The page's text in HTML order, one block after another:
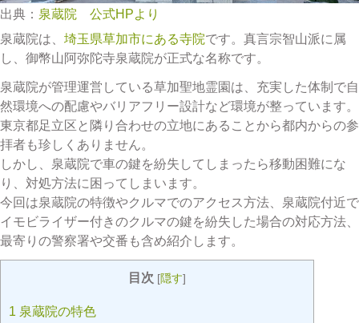
出典： 泉蔵院 公式HPより
泉蔵院は、 埼玉県草加市にある寺院です。真言宗智山派に属
し、御幣山阿弥陀寺泉蔵院が正式な名称です。
泉蔵院が管理運営している草加聖地霊園は、充実した体制で自
然環境への配慮やバリアフリー設計など環境が整っています。
東京都足立区と隣り合わせの立地にあることから都内からの参
拝者も珍しくありません。
しかし、泉蔵院で車の鍵を紛失してしまったら移動困難にな
り、対処方法に困ってしまいます。
今回は泉蔵院の特徴やクルマでのアクセス方法、泉蔵院付近で
イモビライザー付きのクルマの鍵を紛失した場合の対応方法、
最寄りの警察署や交番も含め紹介します。
目次 [隠す]
1 泉蔵院の特色